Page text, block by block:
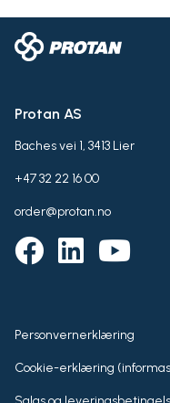
Protan AS
Baches vei 1, 3413 Lier
+47 32 22 16 00
order@protan.no
Personvernerklæring
Cookie-erklæring